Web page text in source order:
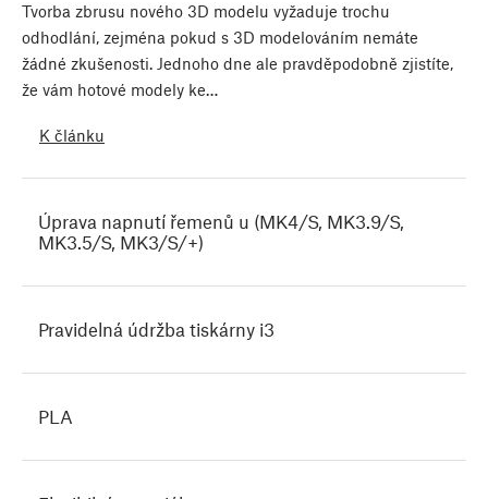
Tvorba zbrusu nového 3D modelu vyžaduje trochu
odhodlání, zejména pokud s 3D modelováním nemáte
žádné zkušenosti. Jednoho dne ale pravděpodobně zjistíte,
že vám hotové modely ke…
K článku
Úprava napnutí řemenů u (MK4/S, MK3.9/S,
MK3.5/S, MK3/S/+)
Pravidelná údržba tiskárny i3
PLA